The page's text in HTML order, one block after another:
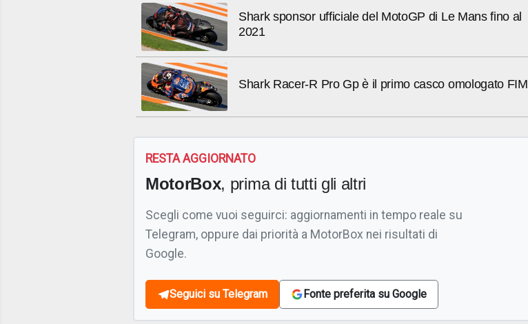
Shark sponsor ufficiale del MotoGP di Le Mans fino al
2021
Shark Racer-R Pro Gp è il primo casco omologato FIM
RESTA AGGIORNATO
MotorBox, prima di tutti gli altri
Scegli come vuoi seguirci: aggiornamenti in tempo reale su
Telegram, oppure dai priorità a MotorBox nei risultati di
Google.
Seguici su Telegram Fonte preferita su Google